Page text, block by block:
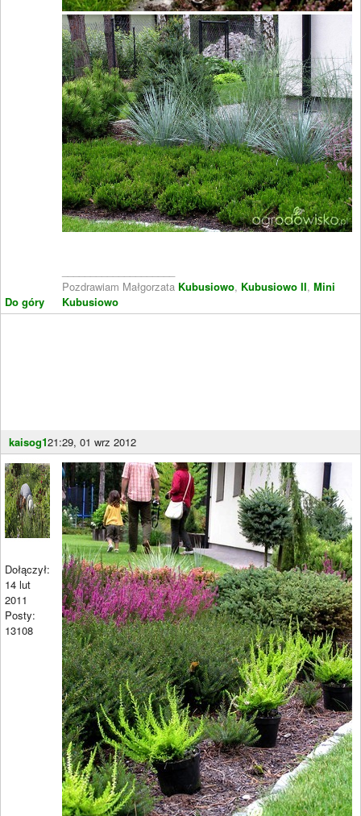
Do góry
Pozdrawiam Małgorzata Kubusiowo, Kubusiowo II, Mini
Kubusiowo
kaisog121:29, 01 wrz 2012
Dołączył:
14 lut
2011
Posty:
13108